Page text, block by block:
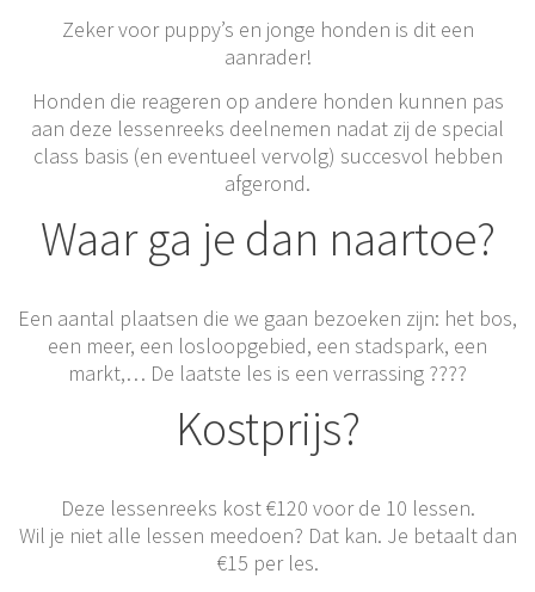
Zeker voor puppy’s en jonge honden is dit een
aanrader!
Honden die reageren op andere honden kunnen pas
aan deze lessenreeks deelnemen nadat zij de special
class basis (en eventueel vervolg) succesvol hebben
afgerond.
Waar ga je dan naartoe?
Een aantal plaatsen die we gaan bezoeken zijn: het bos,
een meer, een losloopgebied, een stadspark, een
markt,… De laatste les is een verrassing ????
Kostprijs?
Deze lessenreeks kost €120 voor de 10 lessen.
Wil je niet alle lessen meedoen? Dat kan. Je betaalt dan
€15 per les.